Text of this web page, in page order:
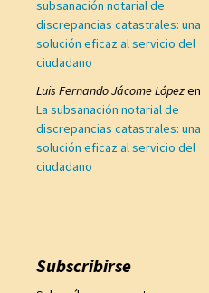
subsanación notarial de
discrepancias catastrales: una
solución eficaz al servicio del
ciudadano
Luis Fernando Jácome Lópezen
La subsanación notarial de
discrepancias catastrales: una
solución eficaz al servicio del
ciudadano
Subscribirse